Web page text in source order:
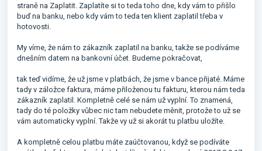
straně na Zaplatit. Zaplatíte si to teda toho dne, kdy vám to přišlo
buď na banku, nebo kdy vám to teda ten klient zaplatil třeba v
hotovosti.
My víme, že nám to zákazník zaplatil na banku, takže se podíváme
dnešním datem na bankovní účet. Budeme pokračovat,
tak teď vidíme, že už jsme v platbách, že jsme v bance přijaté. Máme
tady v záložce faktura, máme přiloženou tu fakturu, kterou nám teda
zákazník zaplatil. Kompletně celé se nám už vyplní. To znamená,
tady do té položky vůbec nic tam nebudete měnit, protože to už se
vám automaticky vyplní. Takže vy už si akorát tu platbu uložíte.
A kompletně celou platbu máte zaúčtovanou, když se podíváte